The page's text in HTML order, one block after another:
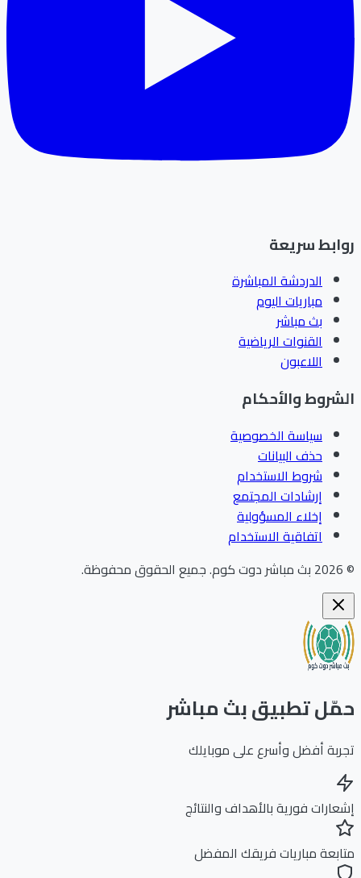
روابط سريعة
الدردشة المباشرة
مباريات اليوم
بث مباشر
القنوات الرياضية
اللاعبون
الشروط والأحكام
سياسة الخصوصية
حذف البيانات
شروط الاستخدام
إرشادات المجتمع
إخلاء المسؤولية
اتفاقية الاستخدام
©
2026 بث مباشر دوت كوم.جميع الحقوق محفوظة.
حمّل تطبيق بث مباشر
تجربة أفضل وأسرع على موبايلك
إشعارات فورية بالأهداف والنتائج
متابعة مباريات فريقك المفضل